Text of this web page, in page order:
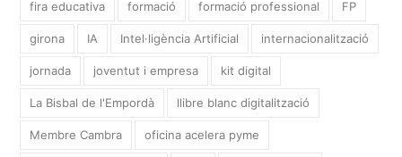
fira educativa formació formació professional FP
girona IA Intel·ligència Artificial internacionalització
jornada joventut i empresa kit digital
La Bisbal de l'Empordà llibre blanc digitalització
Membre Cambra oficina acelera pyme